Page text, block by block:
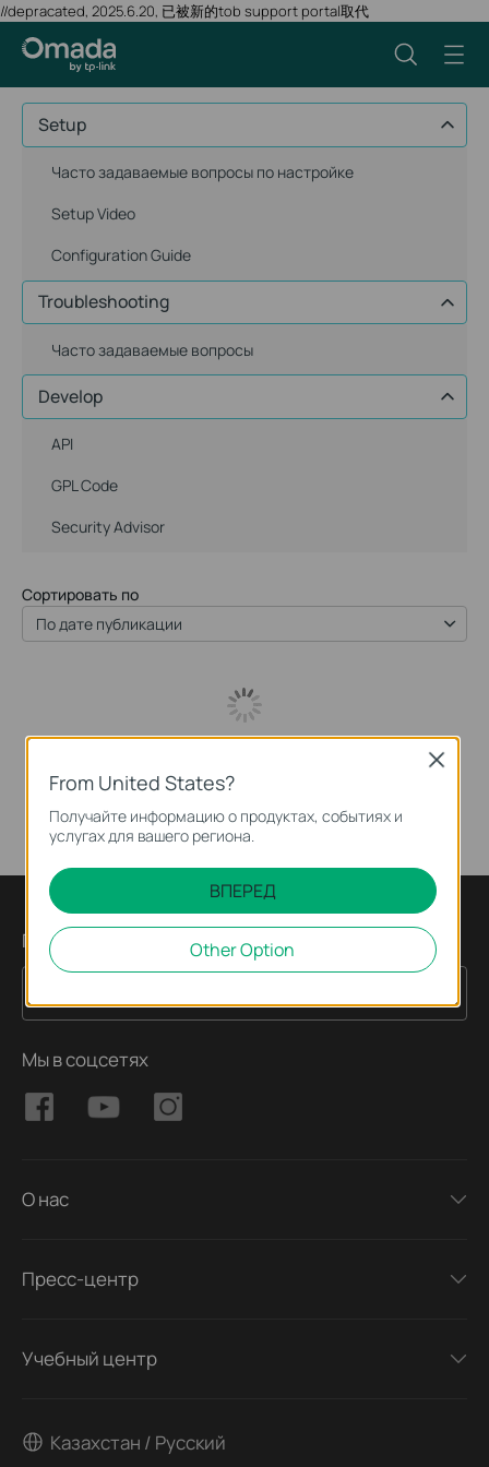
//depracated, 2025.6.20, 已被新的tob support portal取代
Setup
Часто задаваемые вопросы по настройке
Setup Video
Configuration Guide
Troubleshooting
Часто задаваемые вопросы
Develop
API
GPL Code
Security Advisor
Сортировать по
По дате публикации
Подпишитесь на рассылку
Мы в соцсетях
О нас
Пресс-центр
Учебный центр
Казахстан / Русский
From United States?
Получайте информацию о продуктах, событиях и
услугах для вашего региона.
ВПЕРЕД
Other Option
Close